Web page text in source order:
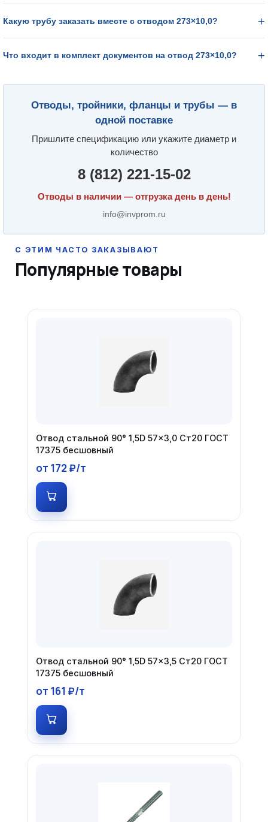
Какую трубу заказать вместе с отводом 273×10,0?
Что входит в комплект документов на отвод 273×10,0?
Отводы, тройники, фланцы и трубы — в
одной поставке
Пришлите спецификацию или укажите диаметр и
количество
8 (812) 221-15-02
Отводы в наличии — отгрузка день в день!
info@invprom.ru
Популярные товары
Отвод стальной 90° 1,5D 57×3,0 Ст20 ГОСТ
17375 бесшовный
от 172 ₽/т
Отвод стальной 90° 1,5D 57×3,5 Ст20 ГОСТ
17375 бесшовный
от 161 ₽/т